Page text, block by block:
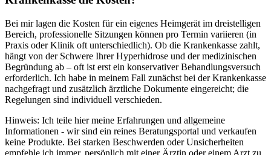
Bei‍ mir ⁤lagen die Kosten für ein eigenes⁢ Heimgerät im dreistelligen
Bereich, professionelle Sitzungen⁣ können pro Termin variieren ⁤(in
Praxis oder Klinik ⁢oft ⁤unterschiedlich). Ob ​die Krankenkasse zahlt,
hängt von der Schwere Ihrer ⁤Hyperhidrose und der medizinischen
Begründung ab – ​oft ist erst ein konservativer⁣ Behandlungsversuch
erforderlich. Ich habe in meinem⁤ Fall⁣ zunächst bei der Krankenkasse
⁢nachgefragt und zusätzlich ärztliche Dokumente eingereicht; ‍die
‍Regelungen sind individuell verschieden.
Hinweis: Ich teile hier meine Erfahrungen und allgemeine
Informationen -⁢ wir sind ein reines Beratungsportal⁣ und ⁢verkaufen
⁢keine Produkte. Bei starken Beschwerden‌ oder Unsicherheiten
empfehle ich immer, persönlich mit einer ‌Ärztin oder einem ‍Arzt zu‌